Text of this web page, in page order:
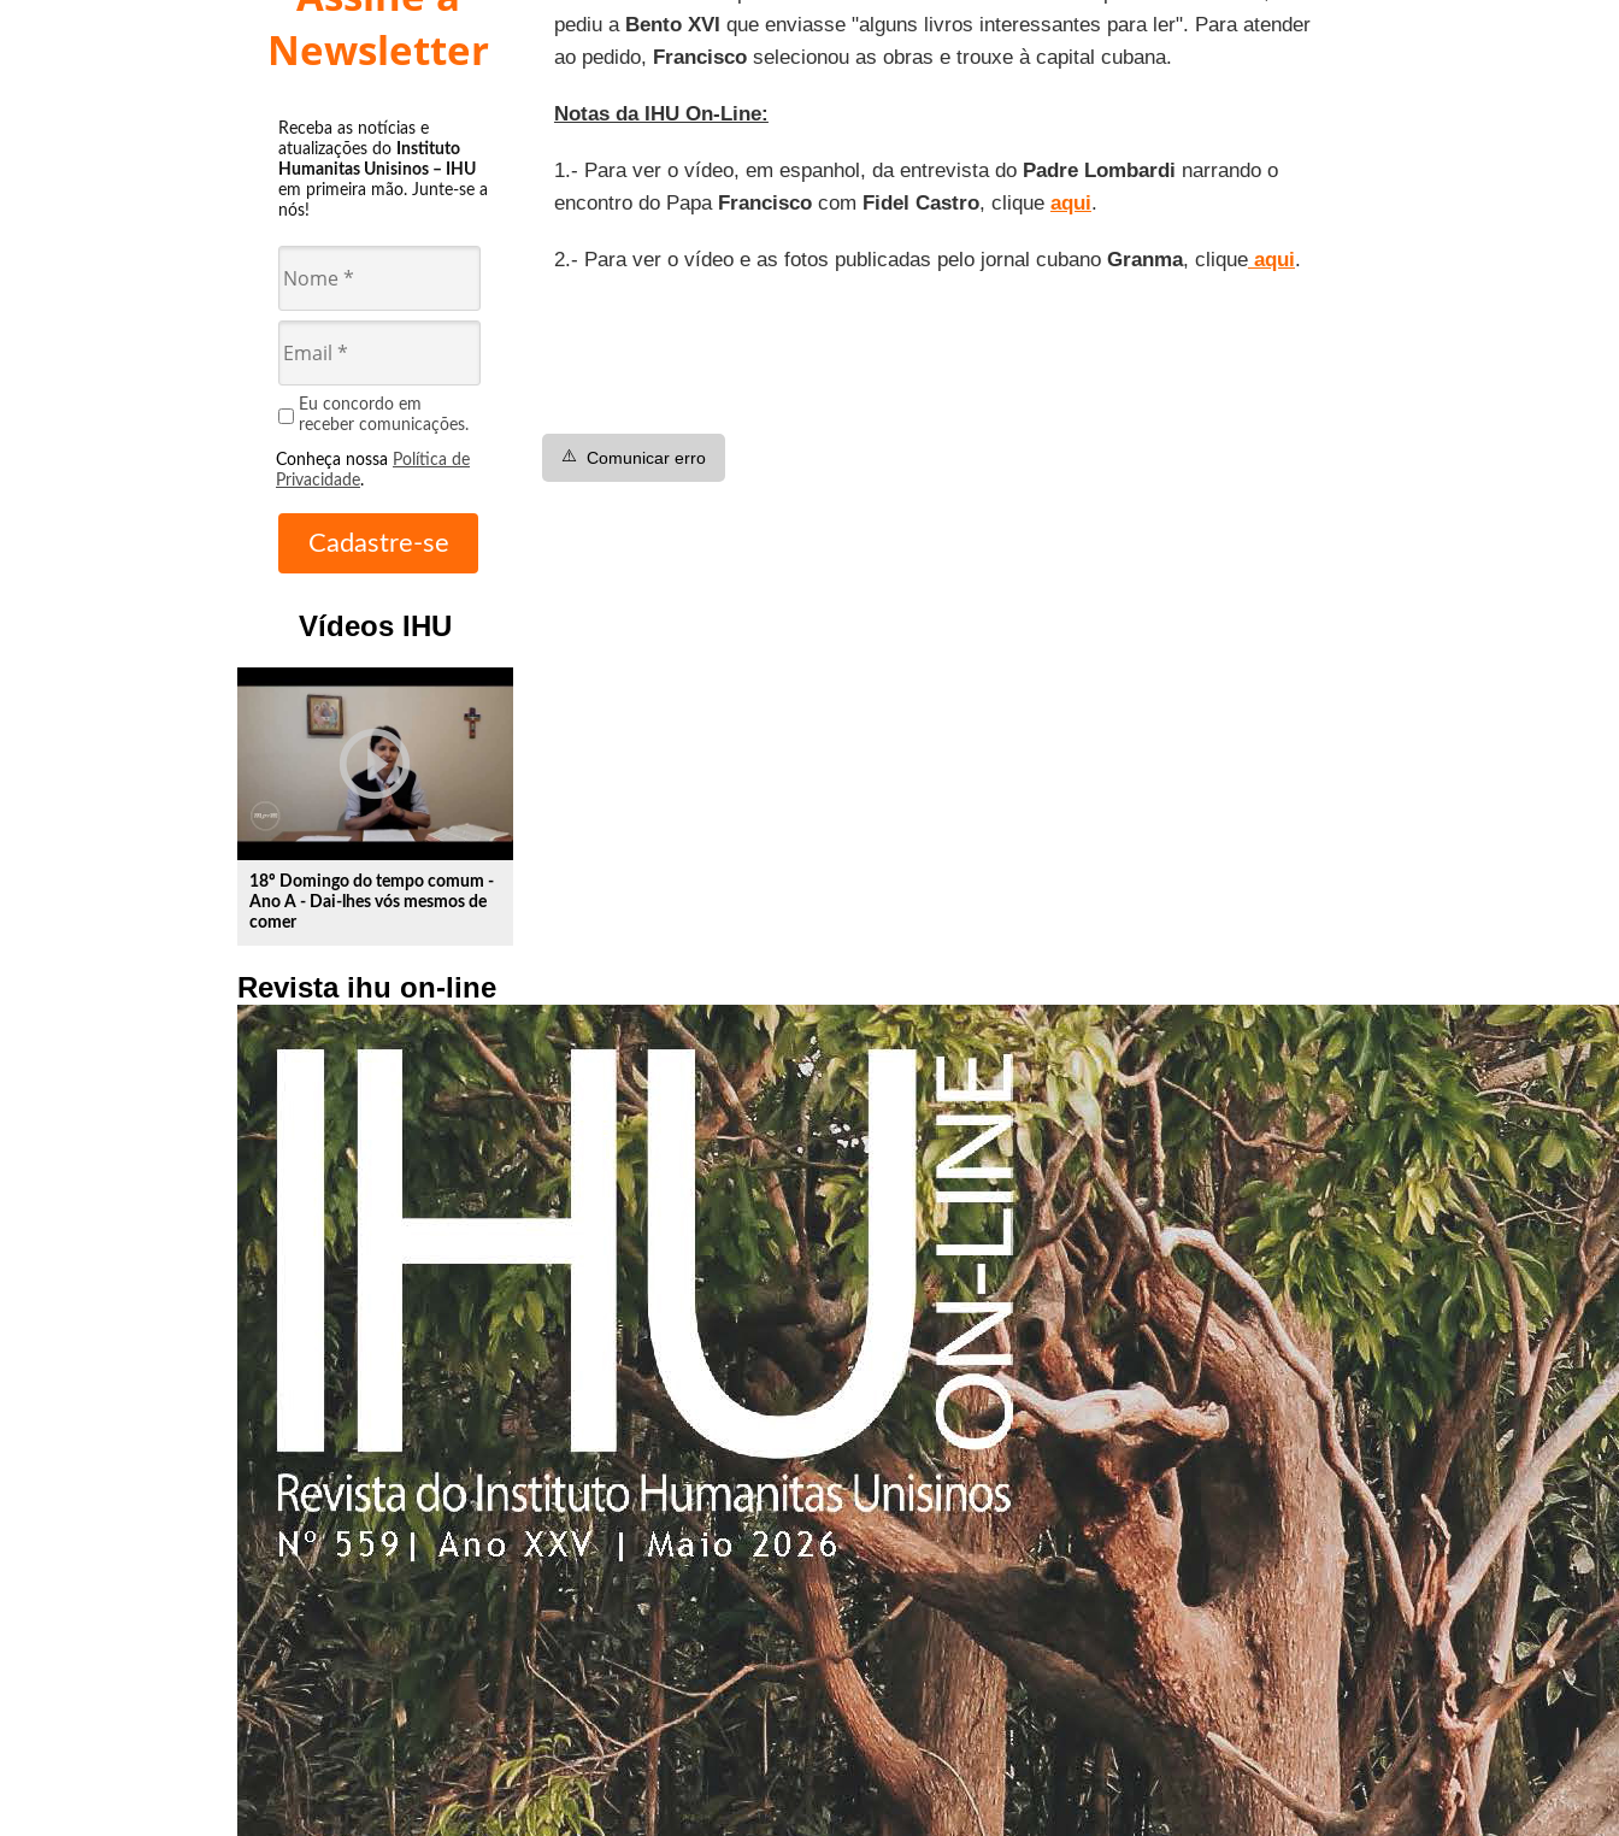
Newsletter
Receba as notícias e
atualizações do Instituto
Humanitas Unisinos – IHU
em primeira mão. Junte-se a
nós!
Eu concordo em
receber comunicações.
Conheça nossa Política de
Privacidade.
Vídeos IHU
play_circle_outline
18º Domingo do tempo comum -
Ano A - Dai-lhes vós mesmos de
comer
Revista ihu on-line
pediu a Bento XVI que enviasse "alguns livros interessantes para ler". Para atender
ao pedido, Franciscoselecionou as obras e trouxe à capital cubana.
Notas da IHU On-Line:
1.- Para ver o vídeo, em espanhol, da entrevista do Padre Lombardi narrando o
encontro do Papa Franciscocom Fidel Castro, clique aqui.
2.- Para ver o vídeo e as fotos publicadas pelo jornal cubano Granma, cliqueaqui.
⚠️ Comunicar erro